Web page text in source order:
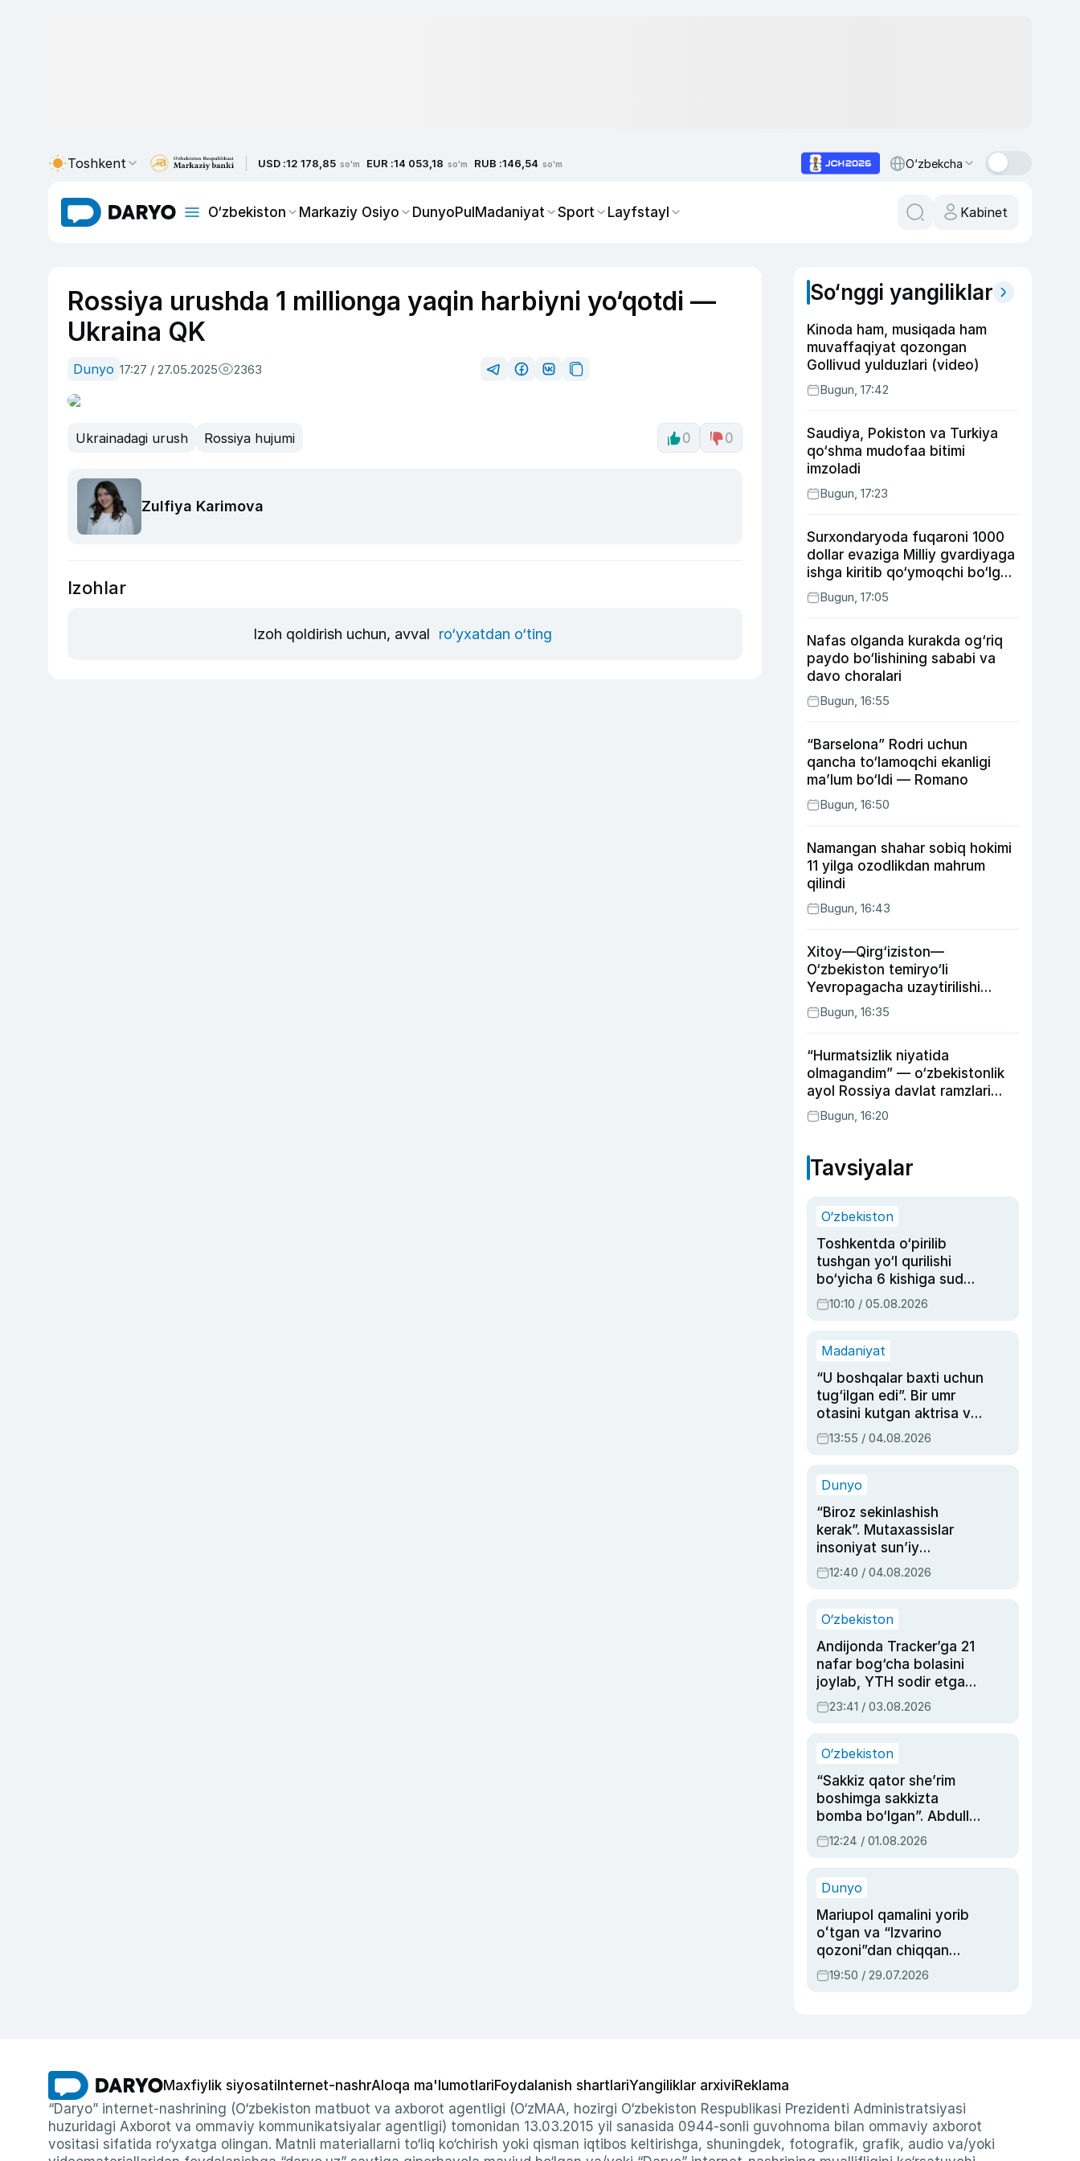
Toshkent USD :12 178,85 so'm EUR :14 053,18 so'm RUB :146,54 so'm O‘zbekcha
O‘zbekiston Markaziy Osiyo DunyoPulMadaniyat Sport Layfstayl Kabinet
Rossiya urushda 1 millionga yaqin harbiyni yo‘qotdi —
Ukraina QK
Dunyo 17:27 / 27.05.2025 2363
Ukrainadagi urush Rossiya hujumi 0 0
Zulfiya Karimova
Izohlar
Izoh qoldirish uchun, avval ro‘yxatdan o‘ting
So‘nggi yangiliklar
Kinoda ham, musiqada ham
muvaffaqiyat qozongan
Gollivud yulduzlari (video)
Bugun, 17:42
Saudiya, Pokiston va Turkiya
qo‘shma mudofaa bitimi
imzoladi
Bugun, 17:23
Surxondaryoda fuqaroni 1000
dollar evaziga Milliy gvardiyaga
ishga kiritib qo‘ymoqchi bo‘lgan
shaxs ushlandi
Bugun, 17:05
Nafas olganda kurakda og‘riq
paydo bo‘lishining sababi va
davo choralari
Bugun, 16:55
“Barselona” Rodri uchun
qancha to‘lamoqchi ekanligi
ma’lum bo‘ldi — Romano
Bugun, 16:50
Namangan shahar sobiq hokimi
11 yilga ozodlikdan mahrum
qilindi
Bugun, 16:43
Xitoy—Qirg‘iziston—
O‘zbekiston temiryo‘li
Yevropagacha uzaytirilishi
mumkin
Bugun, 16:35
“Hurmatsizlik niyatida
olmagandim” — o‘zbekistonlik
ayol Rossiya davlat ramzlari
tushirilgan poyandoz haqida
Bugun, 16:20
Tavsiyalar
O‘zbekiston
Toshkentda o‘pirilib
tushgan yo‘l qurilishi
bo‘yicha 6 kishiga sud
hukmi o‘qildi
10:10 / 05.08.2026
Madaniyat
“U boshqalar baxti uchun
tug‘ilgan edi”. Bir umr
otasini kutgan aktrisa va
dublyaj ustasi Rimma
Ahmedovaning
13:55 / 04.08.2026
Dunyo
“Biroz sekinlashish
kerak”. Mutaxassislar
insoniyat sun’iy
intellektni boshqara
olmay qolishidan xavotir
12:40 / 04.08.2026
O‘zbekiston
Andijonda Tracker’ga 21
nafar bog‘cha bolasini
joylab, YTH sodir etgan
ayolga sud hukmi o‘qildi
23:41 / 03.08.2026
O‘zbekiston
“Sakkiz qator she’rim
boshimga sakkizta
bomba bo‘lgan”. Abdulla
Oripovni siyosiy
ayblovlardan asrab
12:24 / 01.08.2026
Dunyo
Mariupol qamalini yorib
oʻtgan va “Izvarino
qozoni”dan chiqqan
qahramon — Ukraina
armiyasi bosh
19:50 / 29.07.2026
Maxfiylik siyosati Internet-nashrAloqa ma'lumotlariFoydalanish shartlariYangiliklar arxiviReklama
“Daryo” internet-nashrining (O‘zbekiston matbuot va axborot agentligi (O‘zMAA, hozirgi O‘zbekiston Respublikasi Prezidenti Administratsiyasi
huzuridagi Axborot va ommaviy kommunikatsiyalar agentligi) tomonidan 13.03.2015 yil sanasida 0944-sonli guvohnoma bilan ommaviy axborot
vositasi sifatida ro‘yxatga olingan. Matnli materiallarni to‘liq ko‘chirish yoki qisman iqtibos keltirishga, shuningdek, fotografik, grafik, audio va/yoki